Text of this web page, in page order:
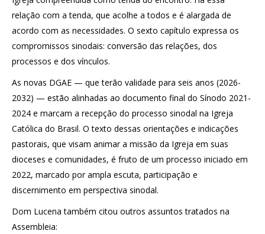
relação com a tenda, que acolhe a todos e é alargada de
acordo com as necessidades. O sexto capítulo expressa os
compromissos sinodais: conversão das relações, dos
processos e dos vínculos.
As novas DGAE — que terão validade para seis anos (2026-
2032) — estão alinhadas ao documento final do Sínodo 2021-
2024 e marcam a recepção do processo sinodal na Igreja
Católica do Brasil. O texto dessas orientações e indicações
pastorais, que visam animar a missão da Igreja em suas
dioceses e comunidades, é fruto de um processo iniciado em
2022, marcado por ampla escuta, participação e
discernimento em perspectiva sinodal.
Dom Lucena também citou outros assuntos tratados na
Assembleia: